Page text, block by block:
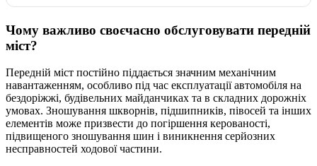
Чому важливо своєчасно обслуговувати передній
міст?
Передній міст постійно піддається значним механічним
навантаженням, особливо під час експлуатації автомобіля на
бездоріжжі, будівельних майданчиках та в складних дорожніх
умовах. Зношування шкворнів, підшипників, півосей та інших
елементів може призвести до погіршення керованості,
підвищеного зношування шин і виникнення серйозних
несправностей ходової частини.